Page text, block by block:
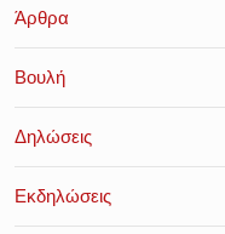
Άρθρα
Βουλή
Δηλώσεις
Εκδηλώσεις